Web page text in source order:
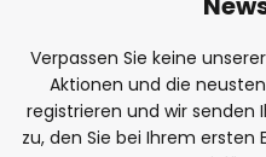
Verpassen Sie keine
Aktionen und die
registrieren und wir senden
zu, den Sie bei Ihrem ersten